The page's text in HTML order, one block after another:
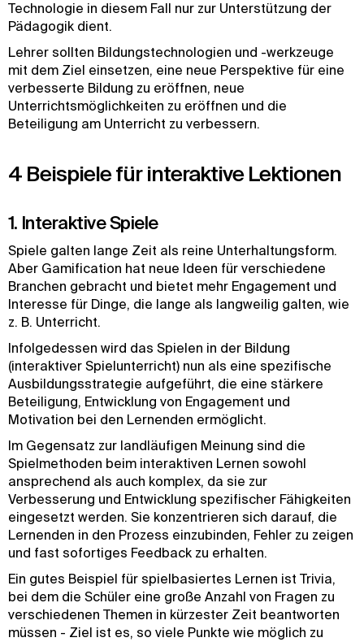
Technologie in diesem Fall nur zur Unterstützung der
Pädagogik dient.
Lehrer sollten Bildungstechnologien und -werkzeuge
mit dem Ziel einsetzen, eine neue Perspektive für eine
verbesserte Bildung zu eröffnen, neue
Unterrichtsmöglichkeiten zu eröffnen und die
Beteiligung am Unterricht zu verbessern.
4 Beispiele für interaktive Lektionen
1. Interaktive Spiele
Spiele galten lange Zeit als reine Unterhaltungsform.
Aber Gamification hat neue Ideen für verschiedene
Branchen gebracht und bietet mehr Engagement und
Interesse für Dinge, die lange als langweilig galten, wie
z. B. Unterricht.
Infolgedessen wird das Spielen in der Bildung
(interaktiver Spielunterricht) nun als eine spezifische
Ausbildungsstrategie aufgeführt, die eine stärkere
Beteiligung, Entwicklung von Engagement und
Motivation bei den Lernenden ermöglicht.
Im Gegensatz zur landläufigen Meinung sind die
Spielmethoden beim interaktiven Lernen sowohl
ansprechend als auch komplex, da sie zur
Verbesserung und Entwicklung spezifischer Fähigkeiten
eingesetzt werden. Sie konzentrieren sich darauf, die
Lernenden in den Prozess einzubinden, Fehler zu zeigen
und fast sofortiges Feedback zu erhalten.
Ein gutes Beispiel für spielbasiertes Lernen ist Trivia,
bei dem die Schüler eine große Anzahl von Fragen zu
verschiedenen Themen in kürzester Zeit beantworten
müssen - Ziel ist es, so viele Punkte wie möglich zu